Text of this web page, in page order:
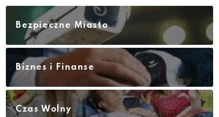
Bezpieczne Miasto
Biznes i Finanse
Czas Wolny